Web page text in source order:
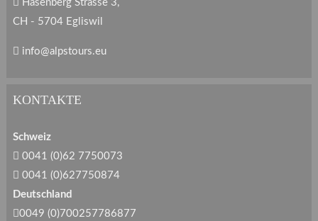
Hasenberg Strasse 3,
CH - 5704 Egliswil
info@alpstours.eu
KONTAKTE
Schweiz
0041 (0)62 7750073
0041 (0)627750874
Deutschland
0049 (0)700257786877